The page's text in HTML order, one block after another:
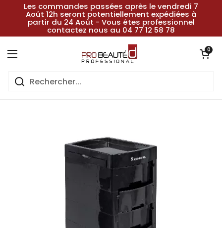
Passer au contenu
Les commandes passées après le vendredi 7
Août 12h seront potentiellement expédiées à
partir du 24 Août - Vous êtes professionnel
contactez nous au 04 77 12 58 78
Ouvrir le menu
Ouvrir le
0